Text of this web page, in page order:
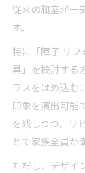
従来の和室が一
す。
特に「障子 リ
具」を検討する
ラスをはめ込む
印象を演出可能
を残しつつ、リ
とで家族全員が
ただし、デザイ